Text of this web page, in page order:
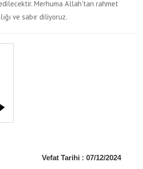
Merhuma Allah'tan rahmet
ve sabır diliyoruz.
Vefat Tarihi : 07/12/2024